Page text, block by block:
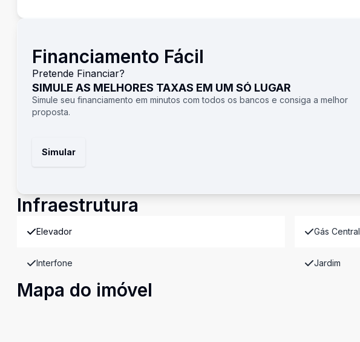
Financiamento Fácil
Pretende Financiar?
SIMULE AS MELHORES TAXAS EM UM SÓ LUGAR
Simule seu financiamento em minutos com todos os bancos e consiga a melhor
proposta.
Simular
Infraestrutura
Elevador Gás Central
Interfone Jardim
Mapa do imóvel